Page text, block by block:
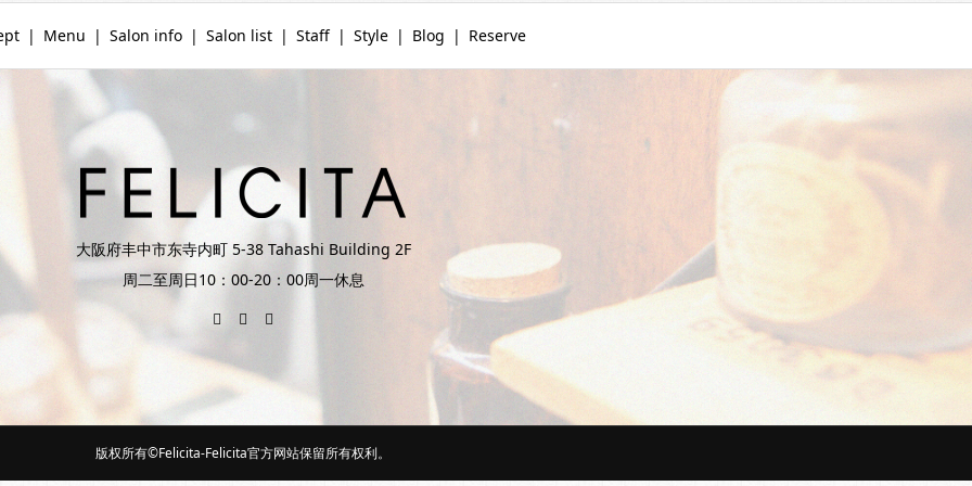
Menu Salon info Salon list Staff Style Blog Reserve
大阪府丰中市东寺内町 5-38 Tahashi Building 2F
周二至周日10：00-20：00周一休息
版权所有©Felicita-Felicita官方网站保留所有权利。